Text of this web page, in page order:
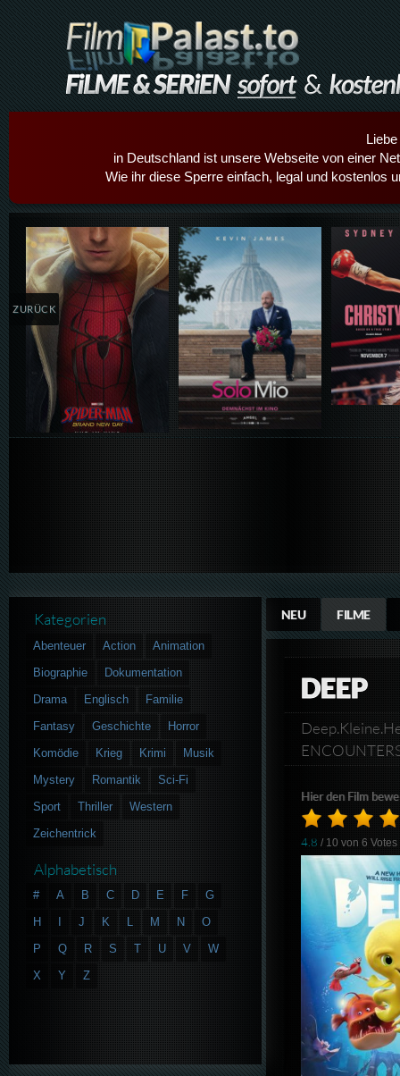
in Deutschland ist unsere Webseite von einer
Wie ihr diese Sperre einfach, legal und kostenlos
Details,Play Details,Play
ZURÜCK
NEU FILME
DEEP
Hier den Film
4.8 / 10 von6 Votes
Kategorien
Abenteuer Action
Animation
Biographie
Dokumentation
Drama
Englisch
Familie
Fantasy
Geschichte
Horror
Komödie
Krieg Krimi
Musik
Mystery
Romantik
Sci-Fi
Sport
Thriller
Western
Zeichentrick
Alphabetisch
# A B C D E F
G
H
J K L M N
O
P
Q R S T U V
W
X
Y Z